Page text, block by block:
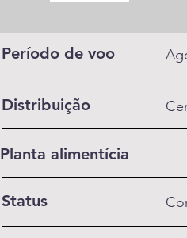
Período de voo
Distribuição
Planta alimentícia
Status